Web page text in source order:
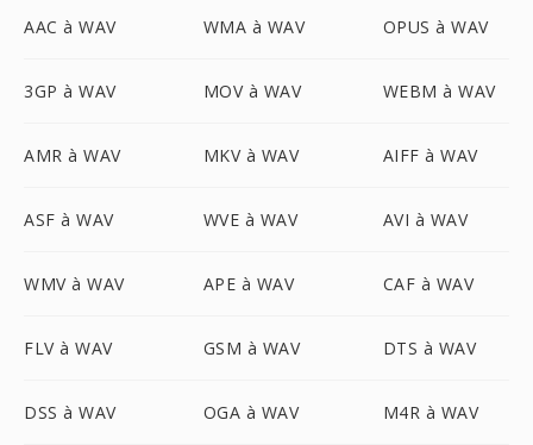
AAC à WAV WMA à WAV OPUS à WAV
3GP à WAV MOV à WAV WEBM à WAV
AMR à WAV MKV à WAV AIFF à WAV
ASF à WAV WVE à WAV AVI à WAV
WMV à WAV APE à WAV CAF à WAV
FLV à WAV GSM à WAV DTS à WAV
DSS à WAV OGA à WAV M4R à WAV